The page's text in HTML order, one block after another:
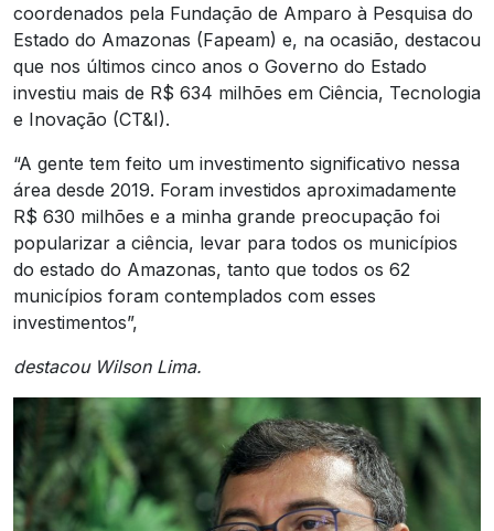
coordenados pela Fundação de Amparo à Pesquisa do
Estado do Amazonas (Fapeam) e, na ocasião, destacou
que nos últimos cinco anos o Governo do Estado
investiu mais de R$ 634 milhões em Ciência, Tecnologia
e Inovação (CT&I).
“A gente tem feito um investimento significativo nessa
área desde 2019. Foram investidos aproximadamente
R$ 630 milhões e a minha grande preocupação foi
popularizar a ciência, levar para todos os municípios
do estado do Amazonas, tanto que todos os 62
municípios foram contemplados com esses
investimentos”,
destacou Wilson Lima.